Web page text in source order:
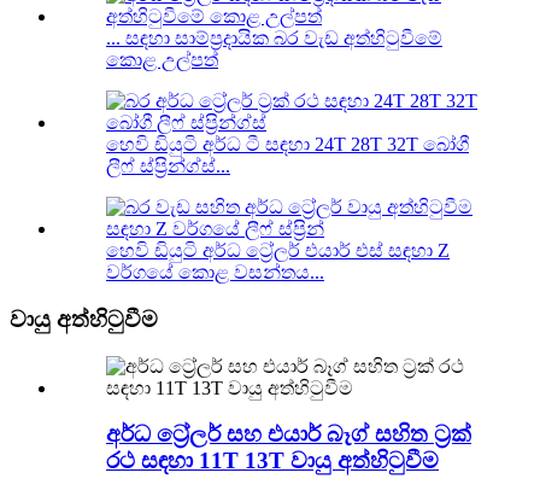
... සඳහා සාම්ප්‍රදායික බර වැඩ අත්හිටුවීමේ
කොළ උල්පත්
හෙවි ඩියුටි අර්ධ ටී සඳහා 24T 28T 32T බෝගී
ලීෆ් ස්ප්‍රින්ග්ස්...
හෙවි ඩියුටි අර්ධ ට්‍රේලර් එයාර් එස් සඳහා Z
වර්ගයේ කොළ වසන්තය...
වායු අත්හිටුවීම
අර්ධ ට්‍රේලර් සහ එයාර් බෑග් සහිත ට්‍රක්
රථ සඳහා 11T 13T වායු අත්හිටුවීම